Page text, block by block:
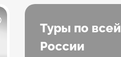
Туры по всей
России